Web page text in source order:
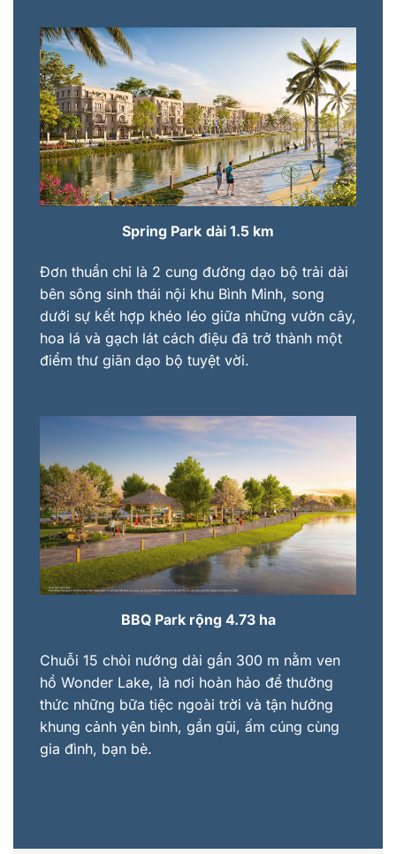
Spring Park dài 1.5 km
Đơn thuần chỉ là 2 cung đường dạo bộ trải dài
bên sông sinh thái nội khu Bình Minh, song
dưới sự kết hợp khéo léo giữa những vườn cây,
hoa lá và gạch lát cách điệu đã trở thành một
điểm thư giãn dạo bộ tuyệt vời.
BBQ Park rộng 4.73 ha
Chuỗi 15 chòi nướng dài gần 300 m nằm ven
hồ Wonder Lake, là nơi hoàn hảo để thưởng
thức những bữa tiệc ngoài trời và tận hưởng
khung cảnh yên bình, gần gũi, ấm cúng cùng
gia đình, bạn bè.